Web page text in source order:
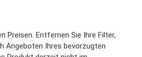
Preisen. Entfernen Sie Ihre Filter,
Angeboten Ihres bevorzugten